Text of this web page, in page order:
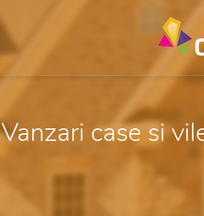
Vanzari case si